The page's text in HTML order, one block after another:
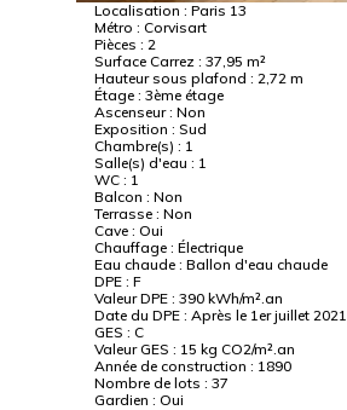
Localisation : Paris 13
Métro : Corvisart
Pièces : 2
Surface Carrez : 37,95 m²
Hauteur sous plafond : 2,72 m
Étage : 3ème étage
Ascenseur : Non
Exposition : Sud
Chambre(s) : 1
Salle(s) d'eau : 1
WC : 1
Balcon : Non
Terrasse : Non
Cave : Oui
Chauffage : Électrique
Eau chaude : Ballon d'eau chaude
DPE : F
Valeur DPE : 390 kWh/m².an
Date du DPE : Après le 1er juillet 2021
GES : C
Valeur GES : 15 kg CO2/m².an
Année de construction : 1890
Nombre de lots : 37
Gardien : Oui